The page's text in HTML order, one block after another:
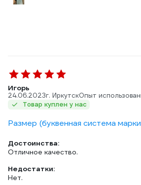
Игорь
24.06.2023г. ИркутскОпыт
Товар куплен у нас
Размер (буквенная система
Достоинства:
Отличное качество.
Недостатки:
Нет.